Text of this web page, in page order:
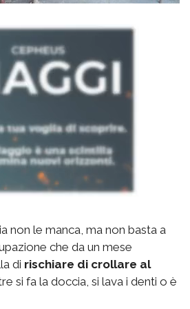
non le manca, ma non basta a
che da un mese
di rischiare di crollare al
si fa la doccia, si lava i denti o è